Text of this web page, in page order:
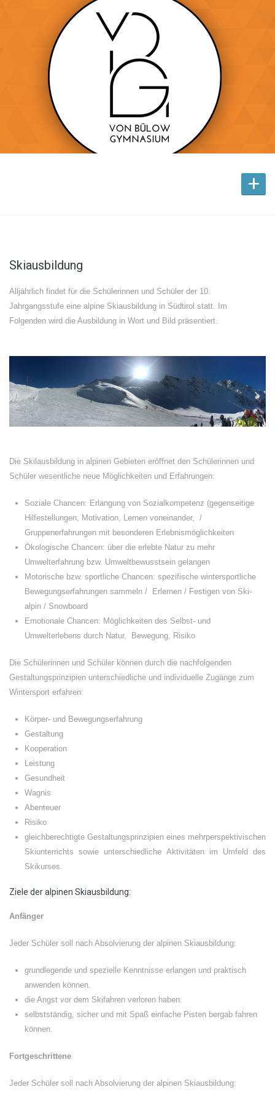
+
Skiausbildung
Alljährlich findet für die Schülerinnen und Schüler der 10.
Jahrgangsstufe eine alpine Skiausbildung in Südtirol statt. Im
Folgenden wird die Ausbildung in Wort und Bild präsentiert.
Die Skilausbildung in alpinen Gebieten eröffnet den Schülerinnen und
Schüler wesentliche neue Möglichkeiten und Erfahrungen:
Soziale Chancen: Erlangung von Sozialkompetenz (gegenseitige
Hilfestellungen, Motivation, Lernen voneinander,
/
Gruppenerfahrungen mit besonderen Erlebnismöglichkeiten
Ökologische Chancen: über die erlebte Natur zu mehr
Umwelterfahrung bzw. Umweltbewusstsein gelangen
Motorische bzw. sportliche Chancen: spezifische wintersportliche
Bewegungserfahrungen sammeln /
Erlernen / Festigen von Ski-
alpin / Snowboard
Emotionale Chancen: Möglichkeiten des Selbst- und
Umwelterlebens durch Natur,
Bewegung, Risiko
Die Schülerinnen und Schüler können durch die nachfolgenden
Gestaltungsprinzipien unterschiedliche und individuelle Zugänge zum
Wintersport erfahren:
Körper- und Bewegungserfahrung
Gestaltung
Kooperation
Leistung
Gesundheit
Wagnis
Abenteuer
Risiko
gleichberechtigte Gestaltungsprinzipien eines mehrperspektivischen
Skiunterrichts sowie unterschiedliche Aktivitäten im Umfeld des
Skikurses.
Ziele der alpinen Skiausbildung:
Anfänger
Jeder Schüler soll nach Absolvierung der alpinen Skiausbildung:
grundlegende und spezielle Kenntnisse erlangen und praktisch
anwenden können.
die Angst vor dem Skifahren verloren haben.
selbstständig, sicher und mit Spaß einfache Pisten bergab fahren
können.
Fortgeschrittene
Jeder Schüler soll nach Absolvierung der alpinen Skiausbildung: